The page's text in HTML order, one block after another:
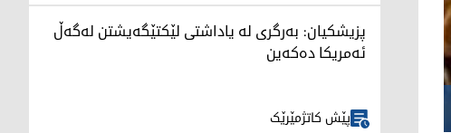
پزیشکیان: بەرگری لە یاداشتی لێکتێگەیشتن لەگەڵ
ئەمریکا دەکەین
پێش کاتژمێرێک